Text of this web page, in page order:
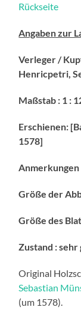
Rückseite
Angaben zur
Verleger /
Henricpetri,
Maßstab : 1 :
Erschienen:
1578]
Anmerkungen
Größe der
Größe des
Zustand :sehr
Original
Sebastian
(um 1578).